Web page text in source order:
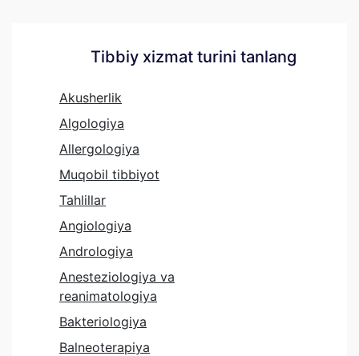
Tibbiy xizmat turini tanlang
Akusherlik
Algologiya
Allergologiya
Muqobil tibbiyot
Tahlillar
Angiologiya
Andrologiya
Anesteziologiya va
reanimatologiya
Bakteriologiya
Balneoterapiya